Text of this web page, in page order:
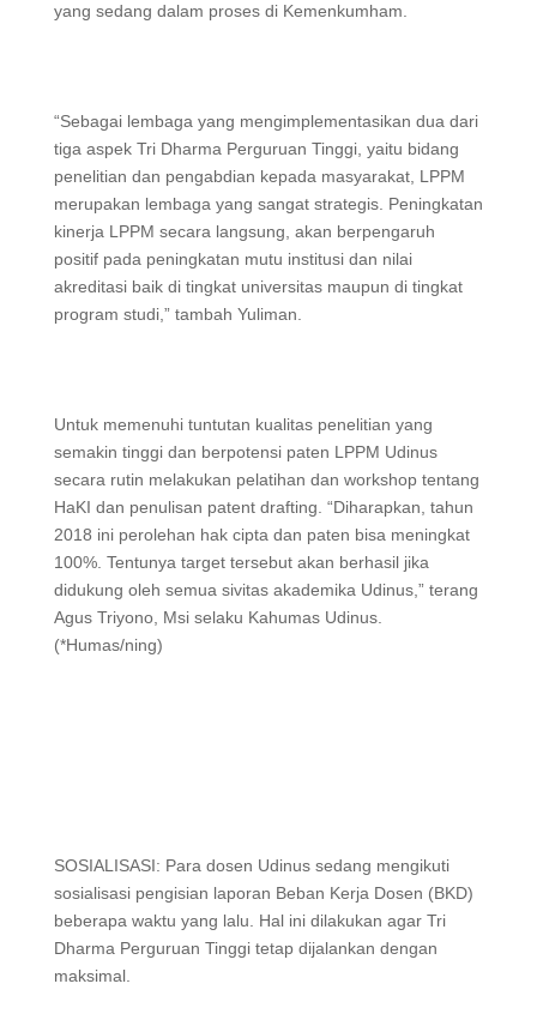
yang sedang dalam proses di Kemenkumham.
“Sebagai lembaga yang mengimplementasikan dua dari
tiga aspek Tri Dharma Perguruan Tinggi, yaitu bidang
penelitian dan pengabdian kepada masyarakat, LPPM
merupakan lembaga yang sangat strategis. Peningkatan
kinerja LPPM secara langsung, akan berpengaruh
positif pada peningkatan mutu institusi dan nilai
akreditasi baik di tingkat universitas maupun di tingkat
program studi,” tambah Yuliman.
Untuk memenuhi tuntutan kualitas penelitian yang
semakin tinggi dan berpotensi paten LPPM Udinus
secara rutin melakukan pelatihan dan workshop tentang
HaKI dan penulisan patent drafting. “Diharapkan, tahun
2018 ini perolehan hak cipta dan paten bisa meningkat
100%. Tentunya target tersebut akan berhasil jika
didukung oleh semua sivitas akademika Udinus,” terang
Agus Triyono, Msi selaku Kahumas Udinus.
(*Humas/ning)
SOSIALISASI: Para dosen Udinus sedang mengikuti
sosialisasi pengisian laporan Beban Kerja Dosen (BKD)
beberapa waktu yang lalu. Hal ini dilakukan agar Tri
Dharma Perguruan Tinggi tetap dijalankan dengan
maksimal.